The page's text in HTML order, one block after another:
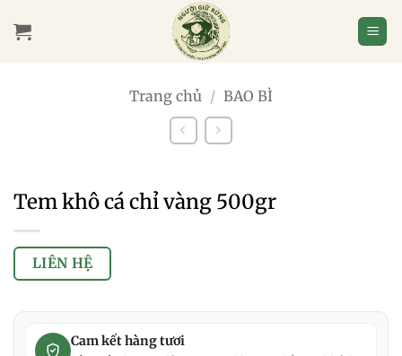
qua
Trang chủ / BAO BÌ
Tem khô cá chỉ vàng 500gr
LIÊN HỆ
Cam kết hàng tươi